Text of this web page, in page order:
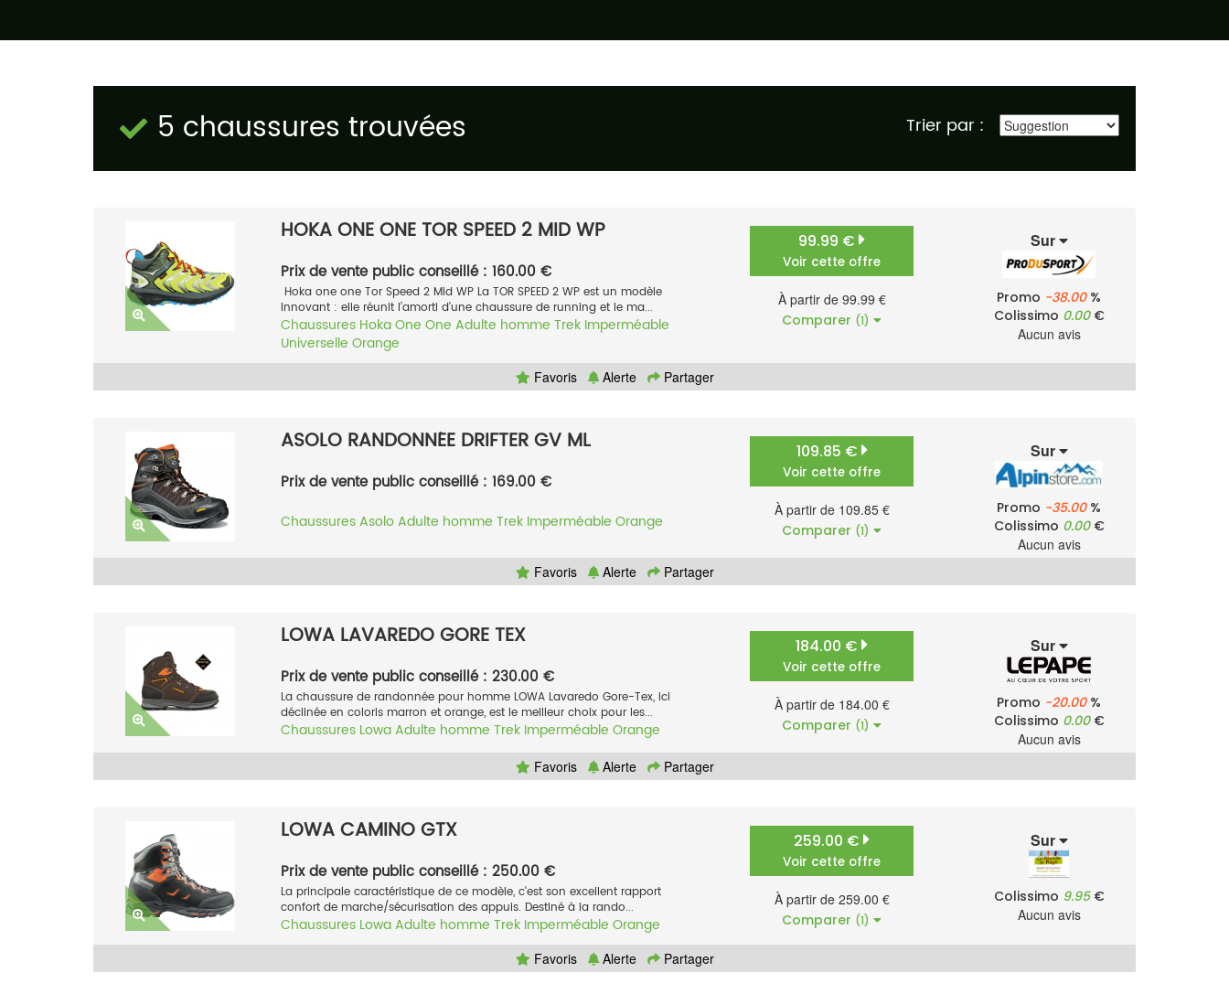
5 chaussures trouvées Trier par :
HOKA ONE ONE TOR SPEED 2 MID WP
Prix de vente public conseillé : 160.00 €
Hoka one one Tor Speed 2 Mid WP La TOR SPEED 2 WP est un modèle
innovant : elle réunit l’amorti d’une chaussure de running et le ma...
Chaussures Hoka One One Adulte homme Trek Imperméable
Universelle Orange
99.99 €
Voir cette offre
À partir de 99.99 €
Comparer (1)
Sur
Promo -38.00%
Colissimo 0.00€
Aucun avis
Favoris Alerte Partager
ASOLO RANDONNÉE DRIFTER GV ML
Prix de vente public conseillé : 169.00 €
ChaussuresAsoloAdulte homme Trek Imperméable Orange
109.85 €
Voir cette offre
À partir de 109.85 €
Comparer (1)
Sur
Promo -35.00%
Colissimo 0.00€
Aucun avis
Favoris
Alerte Partager
LOWA LAVAREDO GORE TEX
Prix de vente public conseillé : 230.00 €
La chaussure de randonnée pour homme LOWA Lavaredo Gore-Tex, ici
déclinée en coloris marron et orange, est le meilleur choix pour les...
Chaussures LowaAdulte homme Trek Imperméable Orange
184.00 €
Voir cette offre
À partir de 184.00 €
Comparer (1)
Sur
Promo -20.00%
Colissimo 0.00€
Aucun avis
Favoris
Alerte Partager
LOWA CAMINO GTX
Prix de vente public conseillé : 250.00 €
La principale caractéristique de ce modèle, c'est son excellent rapport
confort de marche/sécurisation des appuis. Destiné à la rando...
Chaussures LowaAdulte homme Trek Imperméable Orange
259.00 €
Voir cette offre
À partir de 259.00 €
Comparer (1)
Sur
Colissimo 9.95€
Aucun avis
Favoris Alerte Partager